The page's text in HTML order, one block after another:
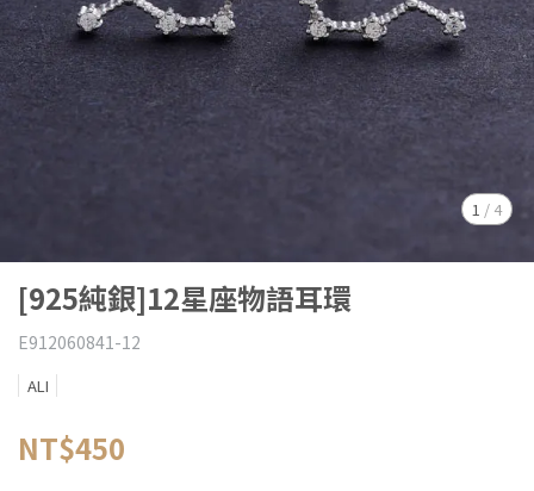
1 / 4
[925純銀]12星座物語耳環
E912060841-12
ALI
NT$450